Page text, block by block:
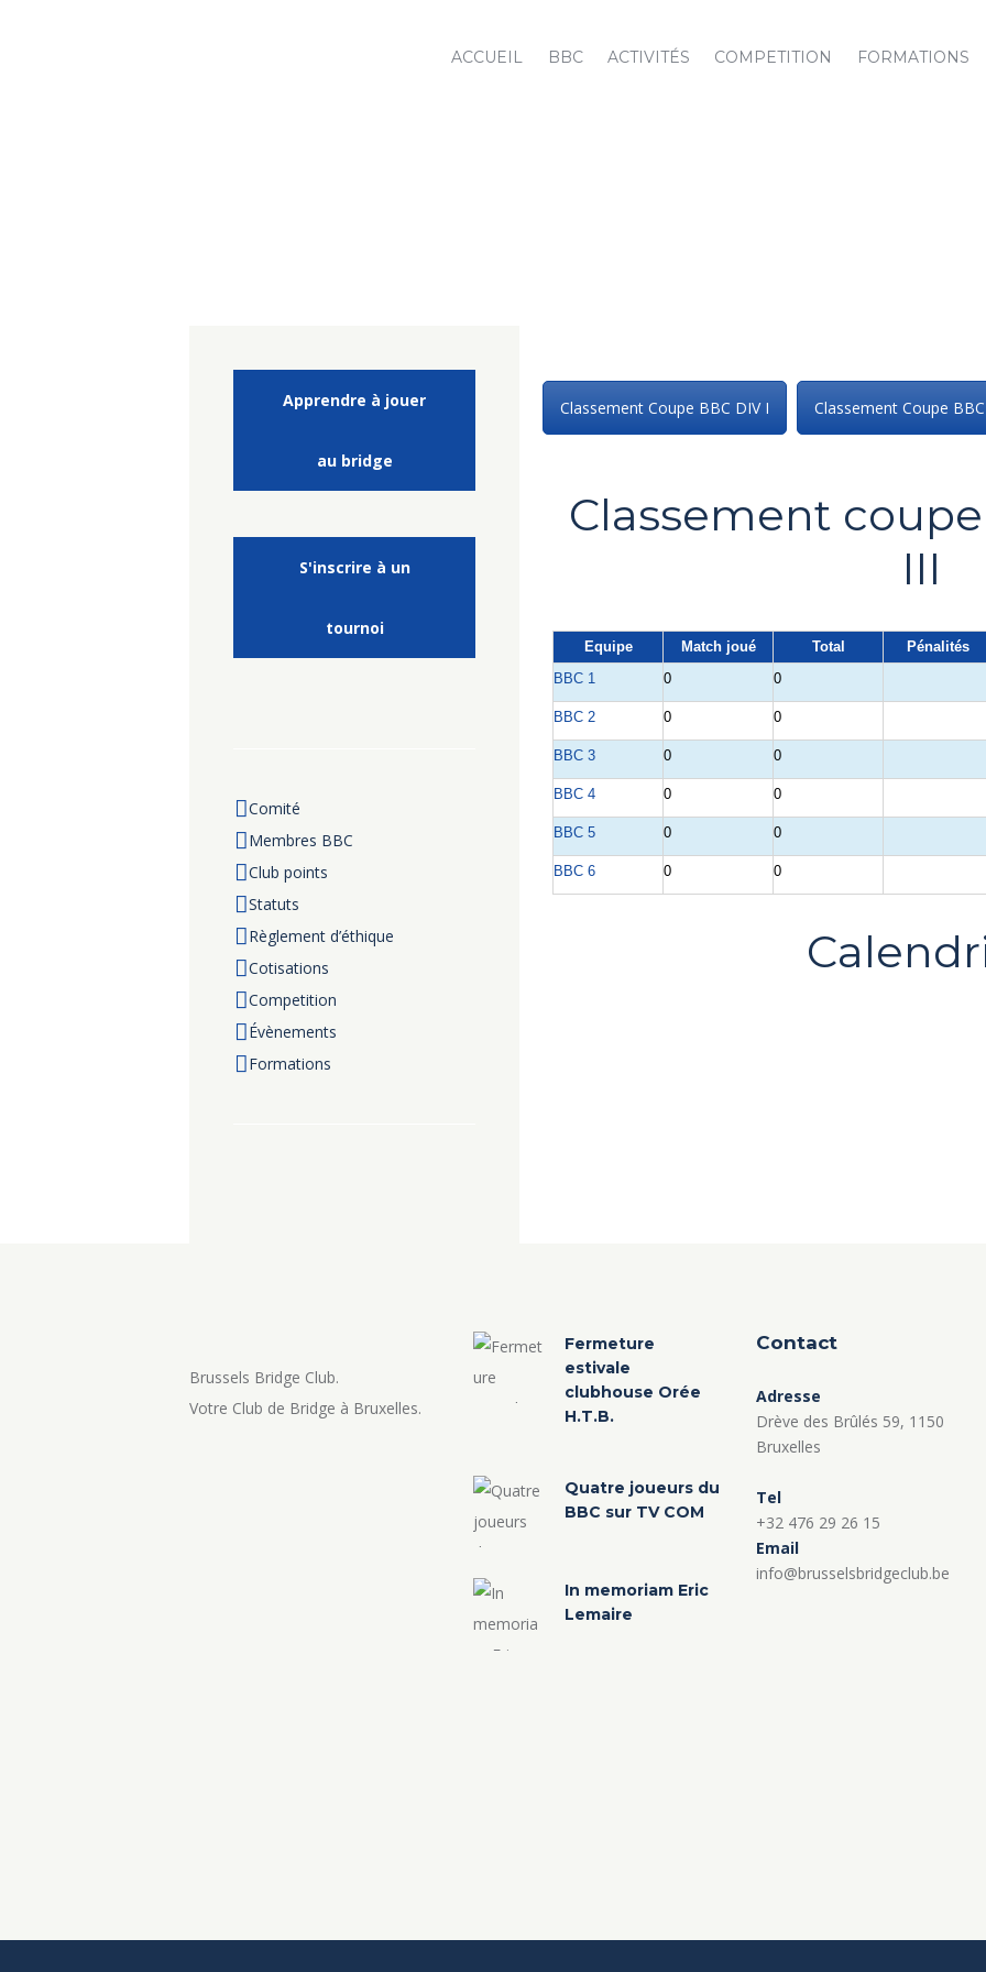
ACCUEIL BBC ACTIVITÉS COMPETITION FORMATIONS
Classement Coupe BBC DIV I Classement Coupe
Classement
III
Equipe Match joué Total Pénalités
BBC 1
0 0
BBC 2 0 0
BBC 3 0 0
BBC 4 0 0
BBC 5 0 0
BBC 6 0 0
Apprendre à jouer
au bridge
S'inscrire à un
tournoi
Comité
Membres BBC
Club points
Statuts
Règlement d’éthique
Cotisations
Competition
Évènements
Formations
Brussels Bridge Club.
Votre Club de Bridge à Bruxelles.
Fermeture
estivale
clubhouse Orée
H.T.B.
Quatre joueurs du
BBC sur TV COM
In memoriam Eric
Lemaire
Contact
Adresse
Drève des Brûlés 59, 1150
Bruxelles
Tel
+32 476 29 26 15
Email
info@brusselsbridgeclub.be